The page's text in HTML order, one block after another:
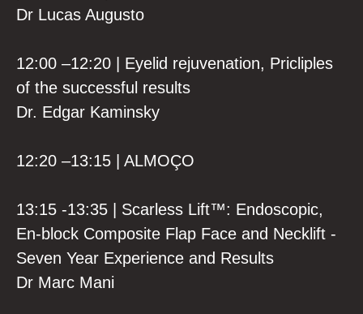
Dr Lucas Augusto
12:00 –12:20 | Eyelid rejuvenation, Pricliples
of the successful results
Dr. Edgar Kaminsky
12:20 –13:15 | ALMOÇO
13:15 -13:35 | Scarless Lift™️: Endoscopic,
En-block Composite Flap Face and Necklift -
Seven Year Experience and Results
Dr Marc Mani